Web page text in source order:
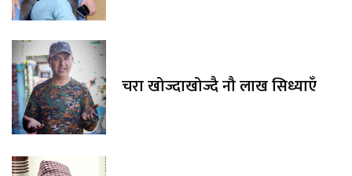
चरा खोज्दाखोज्दै नौ लाख सिध्याएँ